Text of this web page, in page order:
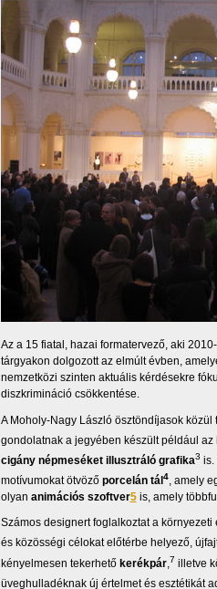
Az a 15 fiatal, hazai formatervező, aki
tárgyakon dolgozott az elmúlt évben,
nemzetközi szinten aktuális kérdésekre
diszkrimináció csökkentése.
A Moholy-Nagy László ösztöndíjasok közül
gondolatnak a jegyében készült például az
cigány népmeséket illusztráló grafika3 is.
motívumokat ötvöző porcelán tál4, amely
olyan animációs szoftver5 is, amely
Számos designert foglalkoztat a
és közösségi célokat előtérbe helyező,
kényelmesen tekerhető kerékpár, 7 illetve
üveghulladéknak új értelmet és esztétikát